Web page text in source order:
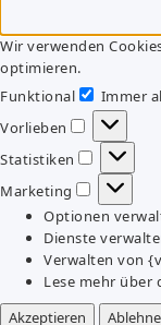
Wir verwenden
optimieren.
Funktional
Immer
Vorlieben
Vorlieben
Statistiken
Marketing
Optionen
Dienste
Verwalten von
Lese mehr über
Akzeptieren